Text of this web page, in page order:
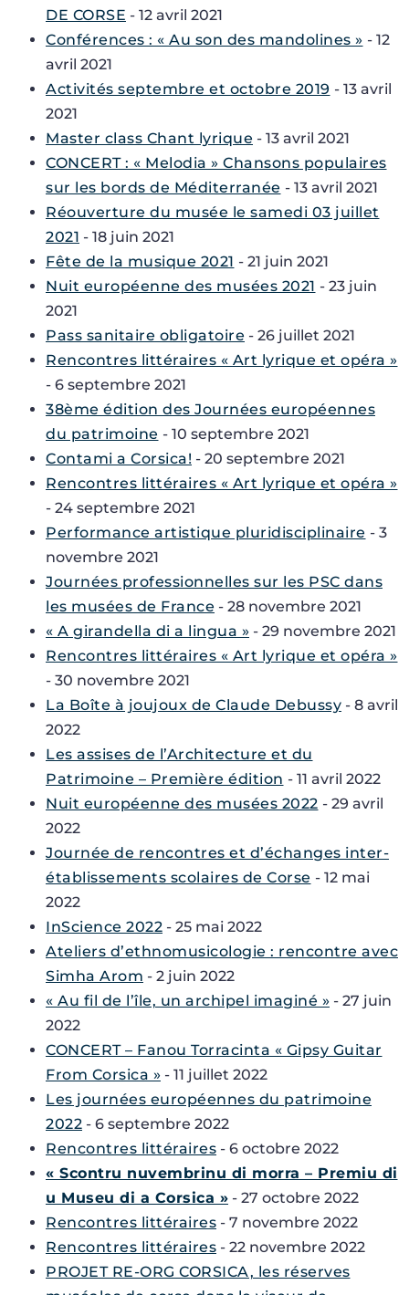
DE CORSE - 12 avril 2021
Conférences : « Au son des mandolines » - 12
avril 2021
Activités septembre et octobre 2019 - 13 avril
2021
Master class Chant lyrique - 13 avril 2021
CONCERT : « Melodia » Chansons populaires
sur les bords de Méditerranée - 13 avril 2021
Réouverture du musée le samedi 03 juillet
2021 - 18 juin 2021
Fête de la musique 2021 - 21 juin 2021
Nuit européenne des musées 2021 - 23 juin
2021
Pass sanitaire obligatoire - 26 juillet 2021
Rencontres littéraires « Art lyrique et opéra »
- 6 septembre 2021
38ème édition des Journées européennes
du patrimoine - 10 septembre 2021
Contami a Corsica! - 20 septembre 2021
Rencontres littéraires « Art lyrique et opéra »
- 24 septembre 2021
Performance artistique pluridisciplinaire - 3
novembre 2021
Journées professionnelles sur les PSC dans
les musées de France - 28 novembre 2021
« A girandella di a lingua » - 29 novembre 2021
Rencontres littéraires « Art lyrique et opéra »
- 30 novembre 2021
La Boîte à joujoux de Claude Debussy - 8 avril
2022
Les assises de l’Architecture et du
Patrimoine – Première édition - 11 avril 2022
Nuit européenne des musées 2022 - 29 avril
2022
Journée de rencontres et d’échanges inter-
établissements scolaires de Corse - 12 mai
2022
InScience 2022 - 25 mai 2022
Ateliers d’ethnomusicologie : rencontre avec
Simha Arom - 2 juin 2022
« Au fil de l’île, un archipel imaginé » - 27 juin
2022
CONCERT – Fanou Torracinta « Gipsy Guitar
From Corsica » - 11 juillet 2022
Les journées européennes du patrimoine
2022 - 6 septembre 2022
Rencontres littéraires - 6 octobre 2022
« Scontru nuvembrinu di morra – Premiu di
u Museu di a Corsica » - 27 octobre 2022
Rencontres littéraires - 7 novembre 2022
Rencontres littéraires - 22 novembre 2022
PROJET RE-ORG CORSICA, les réserves